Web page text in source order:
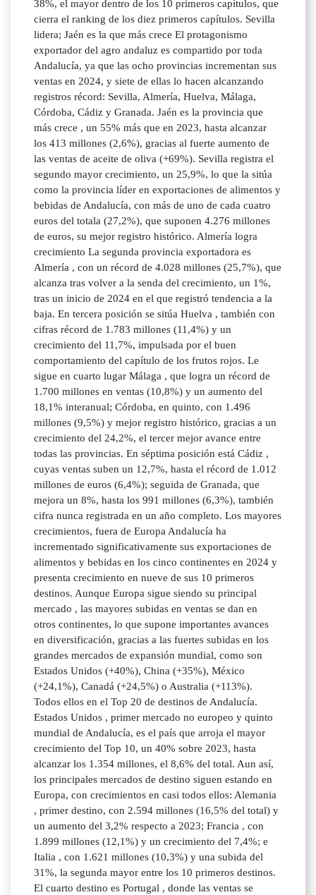
38%, el mayor dentro de los 10 primeros capítulos, que
cierra el ranking de los diez primeros capítulos. Sevilla
lidera; Jaén es la que más crece El protagonismo
exportador del agro andaluz es compartido por toda
Andalucía, ya que las ocho provincias incrementan sus
ventas en 2024, y siete de ellas lo hacen alcanzando
registros récord: Sevilla, Almería, Huelva, Málaga,
Córdoba, Cádiz y Granada. Jaén es la provincia que
más crece , un 55% más que en 2023, hasta alcanzar
los 413 millones (2,6%), gracias al fuerte aumento de
las ventas de aceite de oliva (+69%). Sevilla registra el
segundo mayor crecimiento, un 25,9%, lo que la sitúa
como la provincia líder en exportaciones de alimentos y
bebidas de Andalucía, con más de uno de cada cuatro
euros del totala (27,2%), que suponen 4.276 millones
de euros, su mejor registro histórico. Almería logra
crecimiento La segunda provincia exportadora es
Almería , con un récord de 4.028 millones (25,7%), que
alcanza tras volver a la senda del crecimiento, un 1%,
tras un inicio de 2024 en el que registró tendencia a la
baja. En tercera posición se sitúa Huelva , también con
cifras récord de 1.783 millones (11,4%) y un
crecimiento del 11,7%, impulsada por el buen
comportamiento del capítulo de los frutos rojos. Le
sigue en cuarto lugar Málaga , que logra un récord de
1.700 millones en ventas (10,8%) y un aumento del
18,1% interanual; Córdoba, en quinto, con 1.496
millones (9,5%) y mejor registro histórico, gracias a un
crecimiento del 24,2%, el tercer mejor avance entre
todas las provincias. En séptima posición está Cádiz ,
cuyas ventas suben un 12,7%, hasta el récord de 1.012
millones de euros (6,4%); seguida de Granada, que
mejora un 8%, hasta los 991 millones (6,3%), también
cifra nunca registrada en un año completo. Los mayores
crecimientos, fuera de Europa Andalucía ha
incrementado significativamente sus exportaciones de
alimentos y bebidas en los cinco continentes en 2024 y
presenta crecimiento en nueve de sus 10 primeros
destinos. Aunque Europa sigue siendo su principal
mercado , las mayores subidas en ventas se dan en
otros continentes, lo que supone importantes avances
en diversificación, gracias a las fuertes subidas en los
grandes mercados de expansión mundial, como son
Estados Unidos (+40%), China (+35%), México
(+24,1%), Canadá (+24,5%) o Australia (+113%).
Todos ellos en el Top 20 de destinos de Andalucía.
Estados Unidos , primer mercado no europeo y quinto
mundial de Andalucía, es el país que arroja el mayor
crecimiento del Top 10, un 40% sobre 2023, hasta
alcanzar los 1.354 millones, el 8,6% del total. Aun así,
los principales mercados de destino siguen estando en
Europa, con crecimientos en casi todos ellos: Alemania
, primer destino, con 2.594 millones (16,5% del total) y
un aumento del 3,2% respecto a 2023; Francia , con
1.899 millones (12,1%) y un crecimiento del 7,4%; e
Italia , con 1.621 millones (10,3%) y una subida del
31%, la segunda mayor entre los 10 primeros destinos.
El cuarto destino es Portugal , donde las ventas se